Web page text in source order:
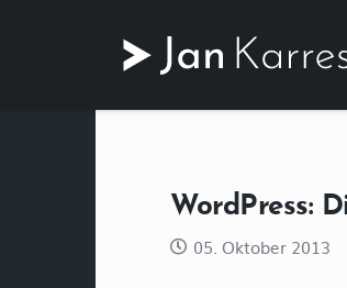
WordPress:
05. Oktober 2013